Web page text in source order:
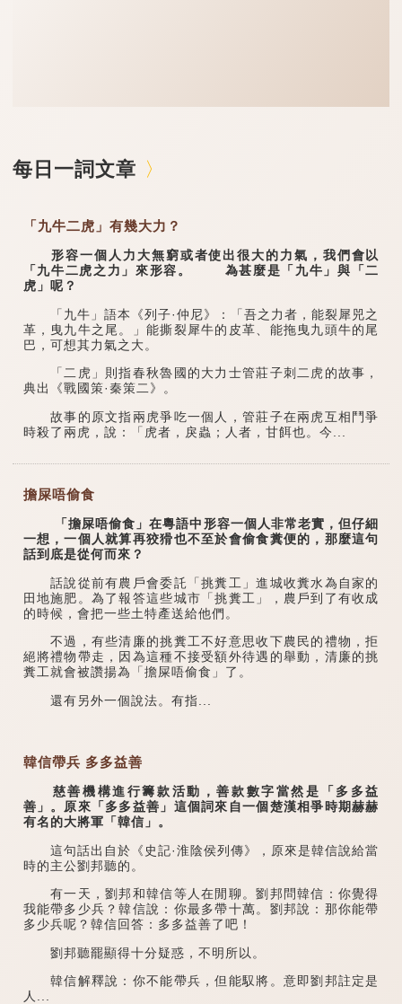
每日一詞文章
「九牛二虎」有幾大力？
形容一個人力大無窮或者使出很大的力氣，我們會以
「九牛二虎之力」來形容。 為甚麼是「九牛」與「二
虎」呢？
「九牛」語本《列子·仲尼》：「吾之力者，能裂犀兕之
革，曳九牛之尾。」能撕裂犀牛的皮革、能拖曳九頭牛的尾
巴，可想其力氣之大。
「二虎」則指春秋魯國的大力士管莊子刺二虎的故事，
典出《戰國策·秦策二》。
故事的原文指兩虎爭吃一個人，管莊子在兩虎互相鬥爭
時殺了兩虎，說：「虎者，戾蟲；人者，甘餌也。今...
擔屎唔偷食
「擔屎唔偷食」在粵語中形容一個人非常老實，但仔細
一想，一個人就算再狡猾也不至於會偷食糞便的，那麼這句
話到底是從何而來？
話說從前有農戶會委託「挑糞工」進城收糞水為自家的
田地施肥。為了報答這些城市「挑糞工」，農戶到了有收成
的時候，會把一些土特產送給他們。
不過，有些清廉的挑糞工不好意思收下農民的禮物，拒
絕將禮物帶走，因為這種不接受額外待遇的舉動，清廉的挑
糞工就會被讚揚為「擔屎唔偷食」了。
還有另外一個說法。有指...
韓信帶兵 多多益善
慈善機構進行籌款活動，善款數字當然是「多多益
善」。原來「多多益善」這個詞來自一個楚漢相爭時期赫赫
有名的大將軍「韓信」。
這句話出自於《史記·淮陰侯列傳》，原來是韓信說給當
時的主公劉邦聽的。
有一天，劉邦和韓信等人在閒聊。劉邦問韓信：你覺得
我能帶多少兵？韓信說：你最多帶十萬。劉邦說：那你能帶
多少兵呢？韓信回答：多多益善了吧！
劉邦聽罷顯得十分疑惑，不明所以。
韓信解釋說：你不能帶兵，但能馭將。意即劉邦註定是
人...